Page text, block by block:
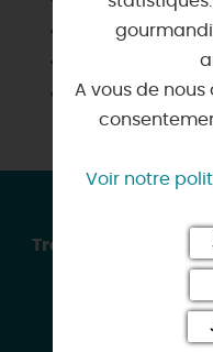
Salle d'eau
Wifi
Très beau studio
102
A vous de
Voir notre